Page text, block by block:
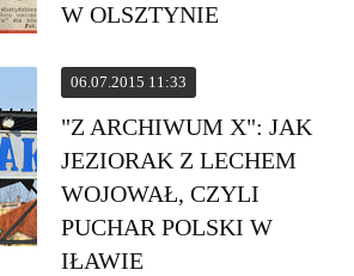
W OLSZTYNIE
06.07.2015 11:33
"Z ARCHIWUM X": JAK
JEZIORAK Z LECHEM
WOJOWAŁ, CZYLI
PUCHAR POLSKI W
IŁAWIE